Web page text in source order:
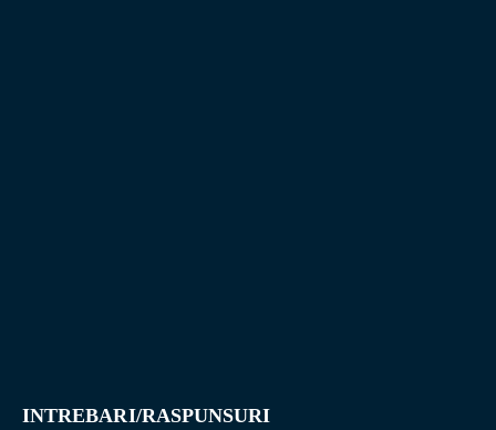
INTREBARI/RASPUNSURI